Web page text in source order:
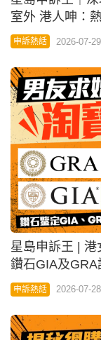
星島申訴王 | 港
鑽石GIA及
申訴熱話 2026-07-
星島申訴王 | 逼
購平台「閑魚